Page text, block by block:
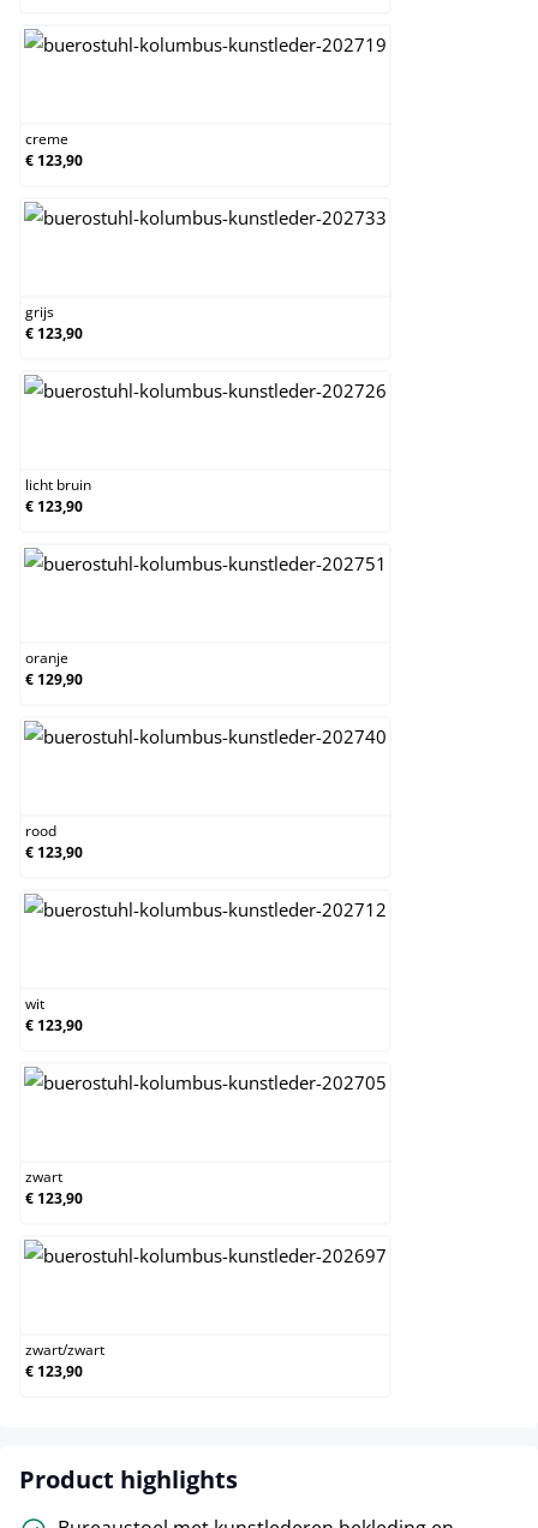
creme
€ 123,90
grijs
€ 123,90
licht bruin
€ 123,90
oranje
€ 129,90
rood
€ 123,90
wit
€ 123,90
zwart
€ 123,90
zwart/zwart
€ 123,90
Product highlights